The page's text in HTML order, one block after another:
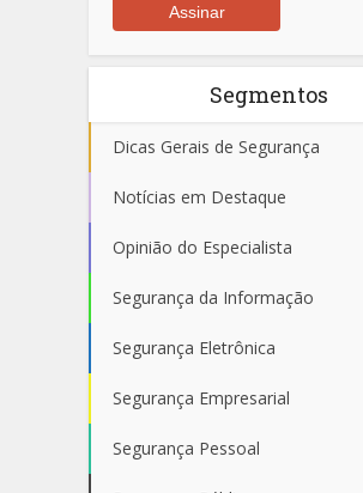
Segmentos
Dicas Gerais de Segurança
Notícias em Destaque
Opinião do Especialista
Segurança da Informação
Segurança Eletrônica
Segurança Empresarial
Segurança Pessoal